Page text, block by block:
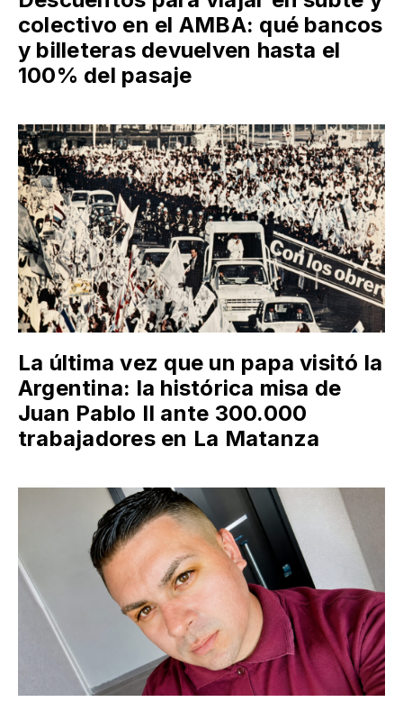
colectivo en el AMBA: qué bancos
y billeteras devuelven hasta el
100% del pasaje
La última vez que un papa visitó la
Argentina: la histórica misa de
Juan Pablo II ante 300.000
trabajadores en La Matanza